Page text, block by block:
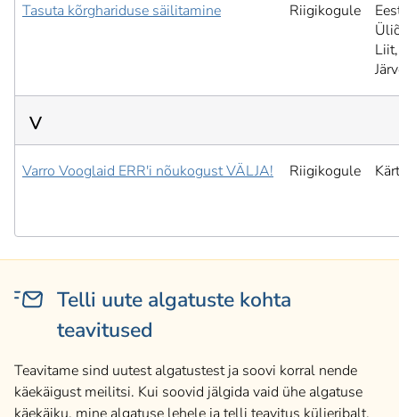
Tasuta kõrghariduse säilitamine Riigikogule
Liit,
V
Varro Vooglaid ERR'i nõukogust VÄLJA! Riigikogule
Telli uute algatuste kohta
teavitused
Teavitame sind uutest algatustest ja soovi korral nende
käekäigust meilitsi. Kui soovid jälgida vaid ühe algatuse